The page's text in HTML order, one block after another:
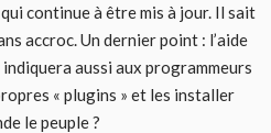
continue à être mis à jour. Il sait
accroc. Un dernier point : l’aide
aussi aux programmeurs
« plugins » et les installer
le peuple ?